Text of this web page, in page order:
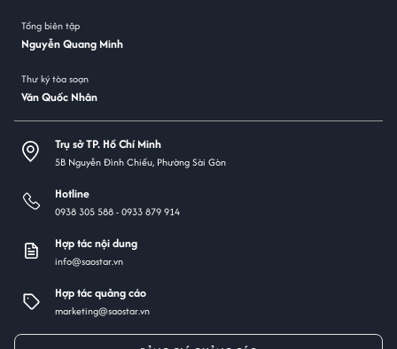
Tổng biên tập
Nguyễn Quang Minh
Thư ký tòa soạn
Văn Quốc Nhân
Trụ sở TP. Hồ Chí Minh
5B Nguyễn Đình Chiểu, Phường Sài Gòn
Hotline
0938 305 588 -0933 879 914
Hợp tác nội dung
info@saostar.vn
Hợp tác quảng cáo
marketing@saostar.vn